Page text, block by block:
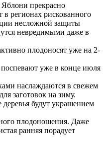
Яблони прекрасно
регионах рискованного
несложной защиты
невредимыми даже в
плодоносят уже на 2-
уже в конце июля
наслаждаются в свежем
заготовок на зиму.
будут украшением
плодоношения. Даже
ранняя порадует